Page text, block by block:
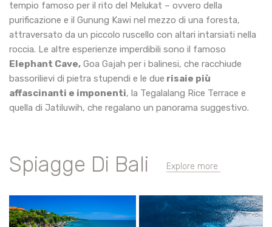
tempio famoso per il rito del Melukat – ovvero della
purificazione e il Gunung Kawi nel mezzo di una foresta,
attraversato da un piccolo ruscello con altari intarsiati nella
roccia. Le altre esperienze imperdibili sono il famoso
Elephant Cave, Goa Gajah per i balinesi, che racchiude
bassorilievi di pietra stupendi e le due risaie più
affascinanti e imponenti, la Tegalalang Rice Terrace e
quella di Jatiluwih, che regalano un panorama suggestivo.
Spiagge Di Bali Explore more